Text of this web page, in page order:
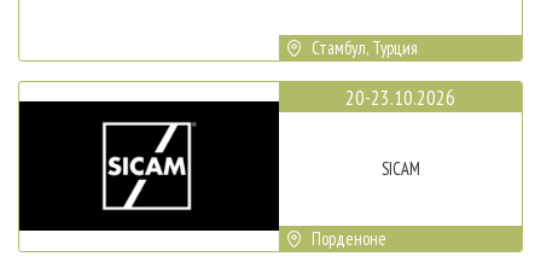
Стамбул, Турция
20-23.10.2026
SICAM
Порденоне